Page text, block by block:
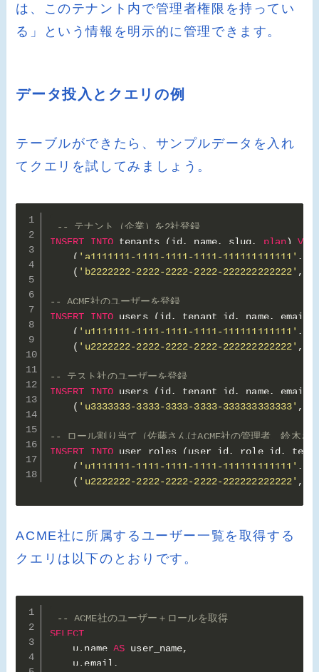
は、このテナント内で管理者権限を持ってい
る」という情報を明示的に管理できます。
データ投入とクエリの例
テーブルができたら、サンプルデータを入れ
てクエリを試してみましょう。
-- テナント（企業）を2社登録
INSERT
INTO tenants (id, name, slug, plan)
( 'a1111111-1111-1111-1111-111111111111' ,
( 'b2222222-2222-2222-2222-222222222222' ,
-- ACME社のユーザーを登録
INSERT
INTO users (id, tenant_id, name, email
( 'u1111111-1111-1111-1111-111111111111' ,
( 'u2222222-2222-2222-2222-222222222222' ,
-- テスト社のユーザーを登録
INSERT
INTO users (id, tenant_id, name, email
( 'u3333333-3333-3333-3333-333333333333' ,
-- ロール割り当て（佐藤さんはACME社の管理者、鈴木さ
INSERT
INTO user_roles (user_id, role_id,
( 'u1111111-1111-1111-1111-111111111111' ,
( 'u2222222-2222-2222-2222-222222222222' ,
ACME社に所属するユーザー一覧を取得する
クエリは以下のとおりです。
-- ACME社のユーザー＋ロールを取得
SELECT
    u
. name AS user_name,
    u
. email ,